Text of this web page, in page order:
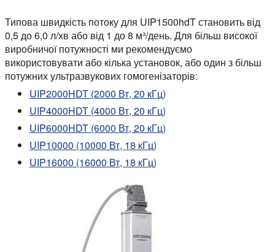
Типова швидкість потоку для UIP1500hdT становить від
0,5 до 6,0 л/хв або від 1 до 8 м³/день. Для більш високої
виробничої потужності ми рекомендуємо
використовувати або кілька установок, або один з більш
потужних ультразвукових гомогенізаторів:
UIP2000HDT (2000 Вт, 20 кГц)
UIP4000HDT (4000 Вт, 20 кГц)
UIP6000HDT (6000 Вт, 20 кГц)
UIP10000 (10000 Вт, 18 кГц)
UIP16000 (16000 Вт, 18 кГц)